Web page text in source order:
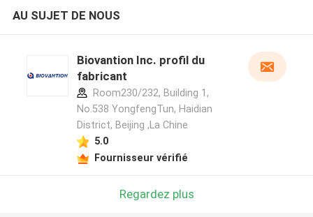
AU SUJET DE NOUS
Biovantion Inc. profil du
fabricant
Room230/232, Building 1,
No.538 YongfengTun, Haidian
District, Beijing ,La Chine
5.0
Fournisseur vérifié
Regardez plus